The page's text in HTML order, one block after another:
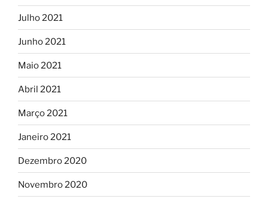
Julho 2021
Junho 2021
Maio 2021
Abril 2021
Março 2021
Janeiro 2021
Dezembro 2020
Novembro 2020